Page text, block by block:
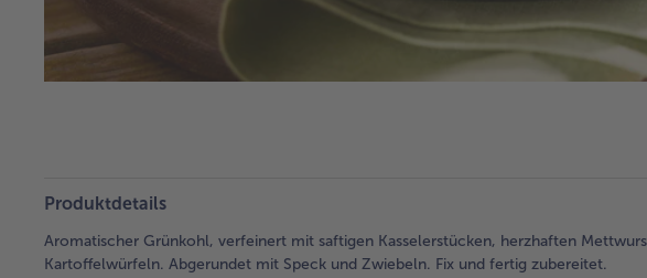
Produktdetails
Aromatischer Grünkohl, verfeinert mit saftigen Kasselerstücken, herzhaften
Kartoffelwürfeln. Abgerundet mit Speck und Zwiebeln. Fix und fertig zubereitet.